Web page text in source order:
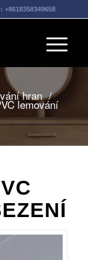
+8618358349658
hran /
lemování